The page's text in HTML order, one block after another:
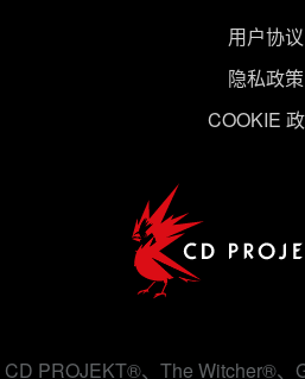
用户协议
隐私政策
COOKIE
CD PROJEKT®、The Witcher®